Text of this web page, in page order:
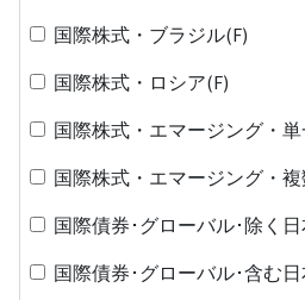
国際株式・ブラジル(F)
国際株式・ロシア(F)
国際株式・エマージング・単
国際株式・エマージング・複
国際債券･グローバル･除く日
国際債券･グローバル･含む日